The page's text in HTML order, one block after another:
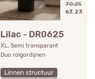
70.25
63.23
Lilac - DR0625
XL, Semi transparant
Duo rolgordijnen
Linnen structuur